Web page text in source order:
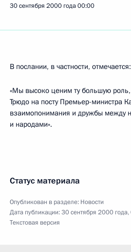
30 сентября 2000 года00:00
В послании, в частности, отмечается:
«Мы высоко ценим ту большую
Трюдо на посту Премьер-министра
взаимопонимания и дружбы между
и народами».
Статус материала
Опубликован в разделе: Новости
Дата публикации:30 сентября 2000
Текстовая версия